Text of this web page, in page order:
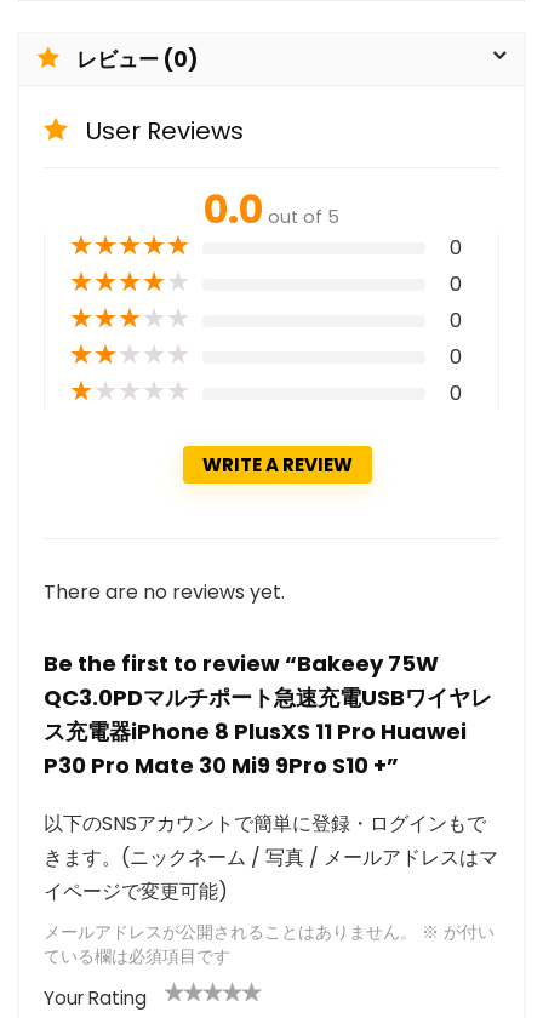
レビュー (0)
User Reviews
0.0 out of 5
★★★★★ 0
★★★★★ 0
★★★★★ 0
★★★★★ 0
★★★★★ 0
WRITE A REVIEW
There are no reviews yet.
Be the first to review “Bakeey 75W
QC3.0PDマルチポート急速充電USBワイヤレ
ス充電器iPhone 8 PlusXS 11 Pro Huawei
P30 Pro Mate 30 Mi9 9Pro S10 +”
以下のSNSアカウントで簡単に登録・ログインもで
きます。(ニックネーム / 写真 / メールアドレスはマ
イページで変更可能)
メールアドレスが公開されることはありません。 ※ が付い
ている欄は必須項目です
Your Rating